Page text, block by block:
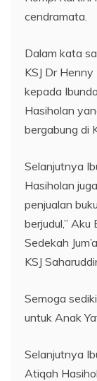
cendramata.
Dalam kata
KSJ Dr
kepada
Hasiholan
bergabung di
Selanjutnya
Hasiholan
penjualan
berjudul,”
Sedekah
KSJ
Semoga
untuk Anak
Selanjutnya
Atiqah